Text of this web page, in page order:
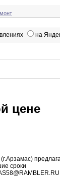
на
цене
(г.Арзамас)
сроки
.RU